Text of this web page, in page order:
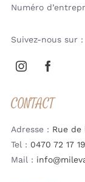
Numéro
Suivez-nous sur :
CONTACT
Adresse : Rue de
Tel : 0470 72 17 19
Mail :